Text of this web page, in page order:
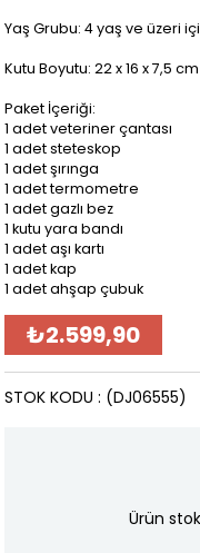
Yaş Grubu: 4 yaş ve üzeri
Kutu Boyutu: 22 x 16 x 7,5 cm
Paket İçeriği:
1 adet veteriner çantası
1 adet steteskop
1 adet şırınga
1 adet termometre
1 adet gazlı bez
1 kutu yara bandı
1 adet aşı kartı
1 adet kap
1 adet ahşap çubuk
₺2.599,90
(DJ06555)
STOK KODU
Ürün